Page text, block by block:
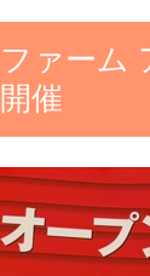
ァーム
催